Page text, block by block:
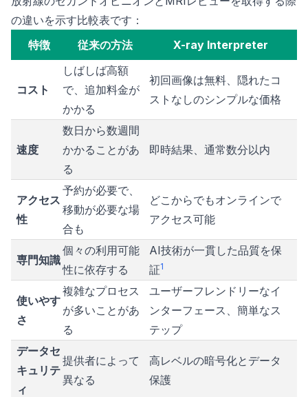
の違いを示す比較表です：
特徴
従来の方法 X-ray Interpreter
コスト
しばしば高額
で、追加料金が
かかる
初回画像は無料、隠れたコ
ストなしのシンプルな価格
速度
数日から数週間
かかることがあ
る
即時結果、通常数分以内
アクセス
性
予約が必要で、
移動が必要な場
合も
どこからでもオンラインで
アクセス可能
専門知識
個々の利用可能
性に依存する
AI技術が一貫した品質を保
証1
使いやす
さ
複雑なプロセス
が多いことがあ
る
ユーザーフレンドリーなイ
ンターフェース、簡単なス
テップ
データセ
キュリテ
ィ
提供者によって
異なる
高レベルの暗号化とデータ
保護